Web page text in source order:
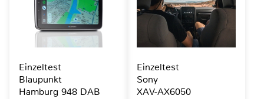
Einzeltest
Blaupunkt
Hamburg 948 DAB
Einzeltest
Sony
XAV-AX6050